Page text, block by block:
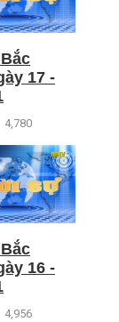
17 -
4,780
16 -
4,956